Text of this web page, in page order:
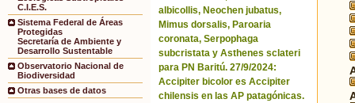
C.I.E.S.
Sistema Federal de Áreas
Protegidas
Secretaría de Ambiente y
Desarrollo Sustentable
Observatorio Nacional de
Biodiversidad
Otras bases de datos
albicollis, Neochen jubatus,
Mimus dorsalis, Paroaria
coronata, Serpophaga
subcristata y Asthenes sclateri
para PN Baritú. 27/9/2024:
Accipiter bicolor es Accipiter
chilensis en las AP patagónicas.